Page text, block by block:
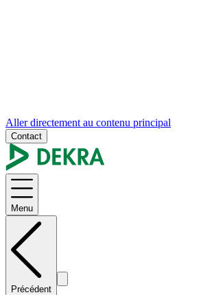
Aller directement au contenu principal
Contact
Menu
Précédent